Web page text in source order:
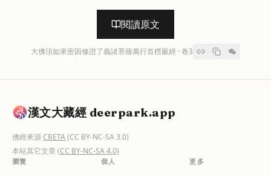
閱讀原文
大佛頂如來密因修證了義諸菩薩萬行首楞嚴經 · 卷3
漢文大藏經 deerpark.app
佛經來源CBETA(CC BY-NC-SA 3.0)
本站其它文章(CC BY-NC-SA 4.0)
瀏覽 個人 更多